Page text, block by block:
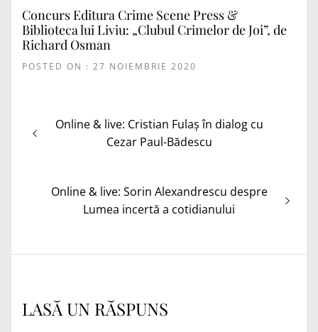
Concurs Editura Crime Scene Press &
Biblioteca lui Liviu: „Clubul Crimelor de Joi”, de
Richard Osman
POSTED ON : 27 NOIEMBRIE 2020
Navigare
în
Articolul
Online & live: Cristian Fulaș în dialog cu
Cezar Paul-Bădescu
Articolul
următor:
Online & live: Sorin Alexandrescu despre
Lumea incertă a cotidianului
LASĂ UN RĂSPUNS